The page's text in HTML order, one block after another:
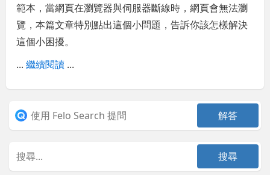
範本，當網頁在瀏覽器與伺服器斷線時，網頁會無法瀏
覽，本篇文章特別點出這個小問題，告訴你該怎樣解決
這個小困擾。
...繼續閱讀 ...